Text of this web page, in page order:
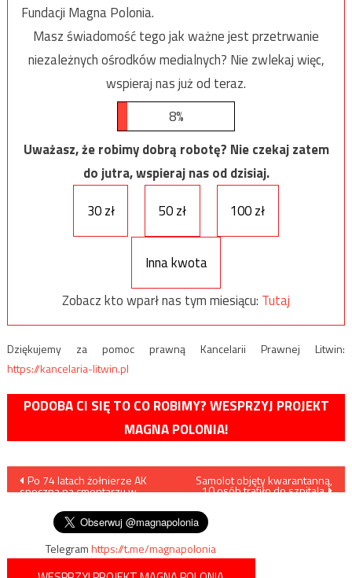
Fundacji Magna Polonia.
Masz świadomość tego jak ważne jest przetrwanie
niezależnych ośrodków medialnych? Nie zwlekaj więc,
wspieraj nas już od teraz.
8%
Uważasz, że robimy dobrą robotę? Nie czekaj zatem
do jutra, wspieraj nas od dzisiaj.
30 zł
50 zł 100 zł
Inna kwota
Zobacz kto wparł nas tym miesiącu: Tutaj
Dziękujemy za pomoc prawną Kancelarii Prawnej Litwin:
https://kancelaria-litwin.pl
PODOBA CI SIĘ TO CO ROBIMY? WESPRZYJ PROJEKT
MAGNA POLONIA!
Nawigacja
wpisu
Po 74 latach żołnierze AK
spoczną na cmentarzu w
Samolot objęty kwarantanną,
10 osób trafiło do szpitala
Telegramhttps://t.me/magnapolonia